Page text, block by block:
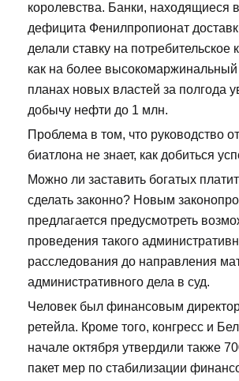
королевства. Банки, находящиеся
дефицита Фенилпропионат
делали ставку на потребительское
как на более
планах новых властей за полгода
добычу нефти до 1 млн.
Проблема в том, что руководство
биатлона не знает, как добиться
Можно ли заставить богатых
сделать законно? Новым
предлагается предусмотреть
проведения такого
расследования до направления
административного дела в суд.
Человек был финансовым
ретейла. Кроме того, конгресс и
начале октября утвердили также
пакет мер по стабилизации